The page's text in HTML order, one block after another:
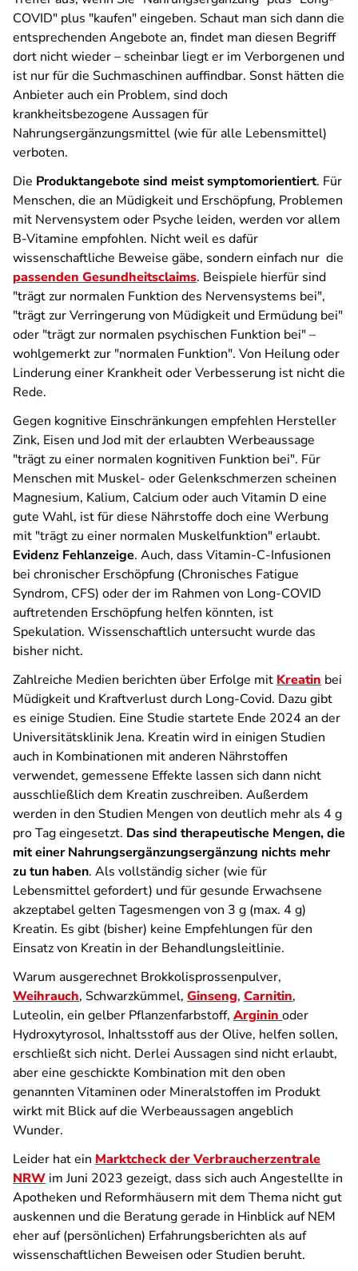
COVID" plus "kaufen" eingeben. Schaut man sich dann die
entsprechenden Angebote an, findet man diesen Begriff
dort nicht wieder – scheinbar liegt er im Verborgenen und
ist nur für die Suchmaschinen auffindbar. Sonst hätten die
Anbieter auch ein Problem, sind doch
krankheitsbezogene Aussagen für
Nahrungsergänzungsmittel (wie für alle Lebensmittel)
verboten.
Die Produktangebote sind meist symptomorientiert. Für
Menschen, die an Müdigkeit und Erschöpfung, Problemen
mit Nervensystem oder Psyche leiden, werden vor allem
B-Vitamine empfohlen. Nicht weil es dafür
wissenschaftliche Beweise gäbe, sondern einfach nur die
passenden Gesundheitsclaims. Beispiele hierfür sind
"trägt zur normalen Funktion des Nervensystems bei",
"trägt zur Verringerung von Müdigkeit und Ermüdung bei"
oder "trägt zur normalen psychischen Funktion bei" –
wohlgemerkt zur "normalen Funktion". Von Heilung oder
Linderung einer Krankheit oder Verbesserung ist nicht die
Rede.
Gegen kognitive Einschränkungen empfehlen Hersteller
Zink, Eisen und Jod mit der erlaubten Werbeaussage
"trägt zu einer normalen kognitiven Funktion bei". Für
Menschen mit Muskel- oder Gelenkschmerzen scheinen
Magnesium, Kalium, Calcium oder auch Vitamin D eine
gute Wahl, ist für diese Nährstoffe doch eine Werbung
mit "trägt zu einer normalen Muskelfunktion" erlaubt.
Evidenz Fehlanzeige. Auch, dass Vitamin-C-Infusionen
bei chronischer Erschöpfung (Chronisches Fatigue
Syndrom, CFS) oder der im Rahmen von Long-COVID
auftretenden Erschöpfung helfen könnten, ist
Spekulation. Wissenschaftlich untersucht wurde das
bisher nicht.
Zahlreiche Medien berichten über Erfolge mit Kreatin bei
Müdigkeit und Kraftverlust durch Long-Covid. Dazu gibt
es einige Studien. Eine Studie startete Ende 2024 an der
Universitätsklinik Jena. Kreatin wird in einigen Studien
auch in Kombinationen mit anderen Nährstoffen
verwendet, gemessene Effekte lassen sich dann nicht
ausschließlich dem Kreatin zuschreiben. Außerdem
werden in den Studien Mengen von deutlich mehr als 4 g
pro Tag eingesetzt. Das sind therapeutische Mengen, die
mit einer Nahrungsergänzungsergänzung nichts mehr
zu tun haben. Als vollständig sicher (wie für
Lebensmittel gefordert) und für gesunde Erwachsene
akzeptabel gelten Tagesmengen von 3 g (max. 4 g)
Kreatin. Es gibt (bisher) keine Empfehlungen für den
Einsatz von Kreatin in der Behandlungsleitlinie.
Warum ausgerechnet Brokkolisprossenpulver,
Weihrauch, Schwarzkümmel, Ginseng, Carnitin,
Luteolin, ein gelber Pflanzenfarbstoff, Arginin oder
Hydroxytyrosol, Inhaltsstoff aus der Olive, helfen sollen,
erschließt sich nicht. Derlei Aussagen sind nicht erlaubt,
aber eine geschickte Kombination mit den oben
genannten Vitaminen oder Mineralstoffen im Produkt
wirkt mit Blick auf die Werbeaussagen angeblich
Wunder.
Leider hat ein Marktcheck der Verbraucherzentrale
NRW im Juni 2023 gezeigt, dass sich auch Angestellte in
Apotheken und Reformhäusern mit dem Thema nicht gut
auskennen und die Beratung gerade in Hinblick auf NEM
eher auf (persönlichen) Erfahrungsberichten als auf
wissenschaftlichen Beweisen oder Studien beruht.